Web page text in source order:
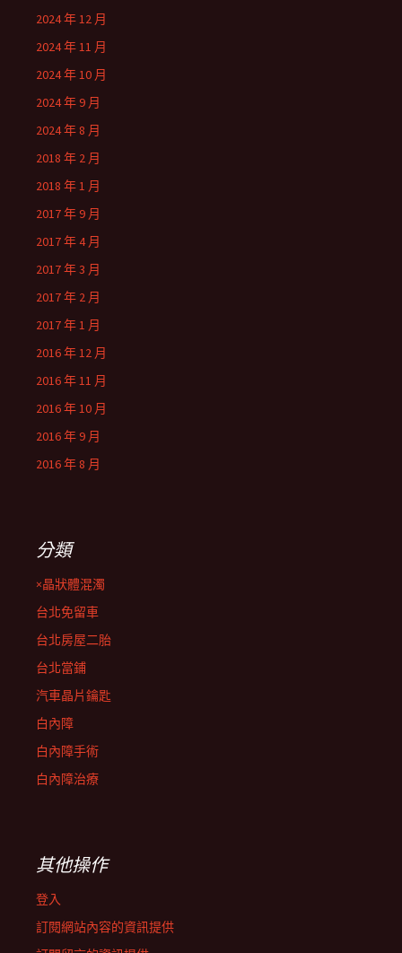
2024 年 12 月
2024 年 11 月
2024 年 10 月
2024 年 9 月
2024 年 8 月
2018 年 2 月
2018 年 1 月
2017 年 9 月
2017 年 4 月
2017 年 3 月
2017 年 2 月
2017 年 1 月
2016 年 12 月
2016 年 11 月
2016 年 10 月
2016 年 9 月
2016 年 8 月
分類
×晶狀體混濁
台北免留車
台北房屋二胎
台北當鋪
汽車晶片鑰匙
白內障
白內障手術
白內障治療
其他操作
登入
訂閱網站內容的資訊提供